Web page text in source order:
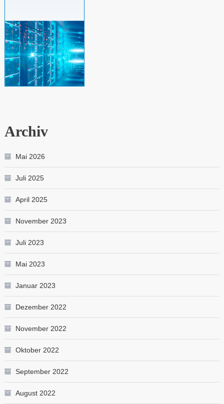
Archiv
Mai 2026
Juli 2025
April 2025
November 2023
Juli 2023
Mai 2023
Januar 2023
Dezember 2022
November 2022
Oktober 2022
September 2022
August 2022